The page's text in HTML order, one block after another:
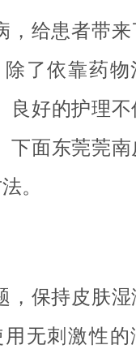
，给患者带来
了依靠药物
良好的护理不
下面东莞莞南
。
，保持皮肤湿
无刺激性的